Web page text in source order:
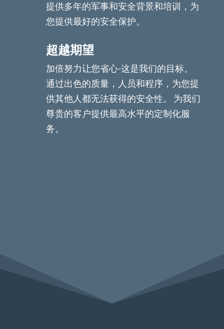
提供多年的军事和安全背景和培训，为
您提供最好的安全保护。
超越期望
加倍努力让您省心-这是我们的目标。
通过出色的质量，人员和程序，为您提
供其他人都无法获得的安全性。 为我们
尊贵的客户提供最高水平的定制化服
务。